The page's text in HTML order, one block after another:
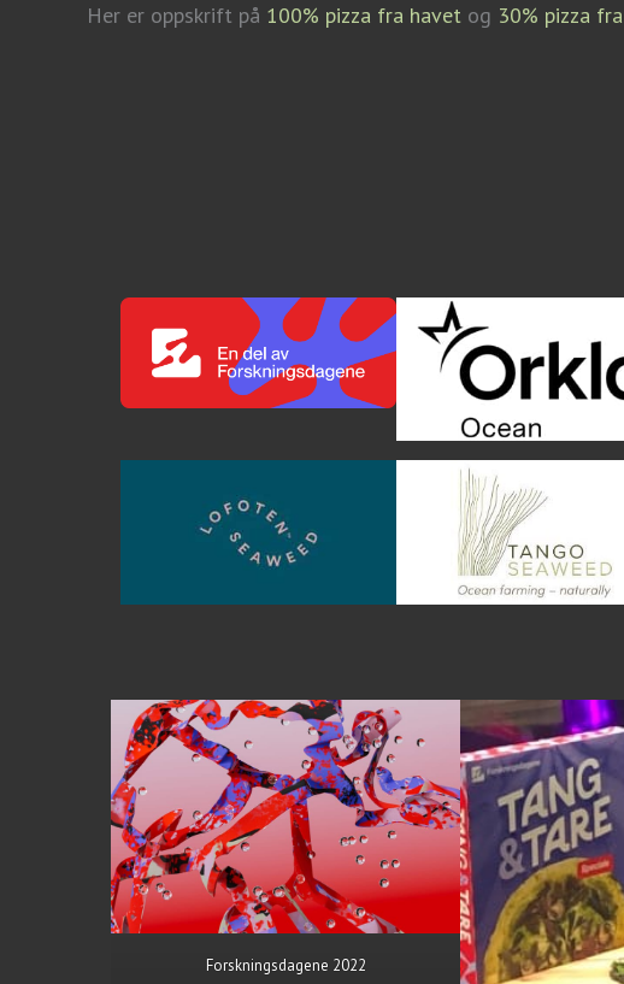
Her er oppskrift på 100% pizza fra havet og 30% pizza
Forskningsdagene 2022